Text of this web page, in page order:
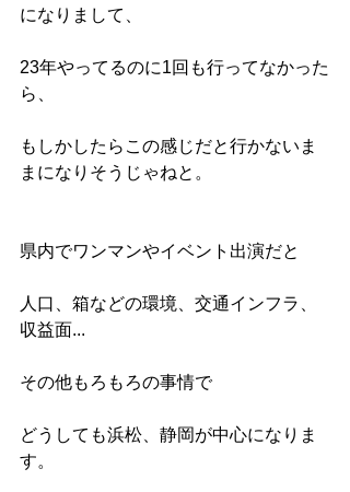
になりまして、
23年やってるのに1回も行ってなかった
ら、
もしかしたらこの感じだと行かないま
まになりそうじゃねと。
県内でワンマンやイベント出演だと
人口、箱などの環境、交通インフラ、
収益面...
その他もろもろの事情で
どうしても浜松、静岡が中心になりま
す。